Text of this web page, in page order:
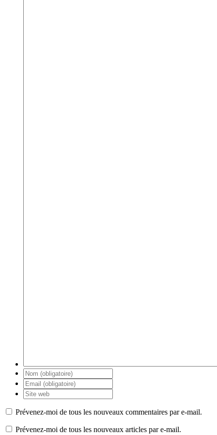
Prévenez-moi de tous les nouveaux commentaires par e-mail.
Prévenez-moi de tous les nouveaux articles par e-mail.